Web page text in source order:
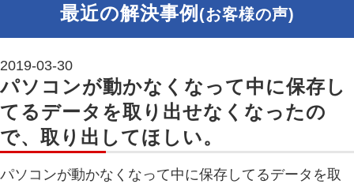
最近の解決事例 (お客様の声)
2019-03-30
パソコンが動かなくなって中に保存し
てるデータを取り出せなくなったの
で、取り出してほしい。
パソコンが動かなくなって中に保存してるデータを取